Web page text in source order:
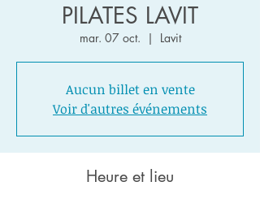
PILATES LAVIT
mar. 07 oct.
  |
Lavit
Aucun billet en vente
Voir d'autres événements
Heure et lieu